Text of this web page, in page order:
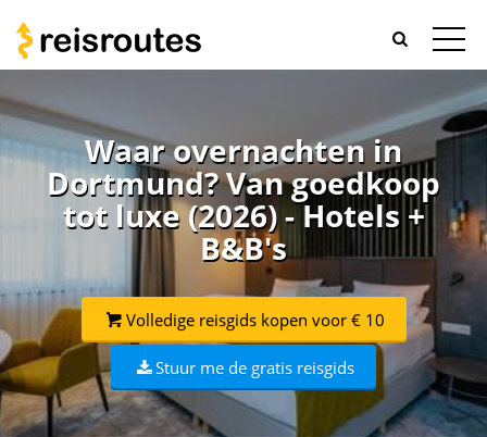
Waar overnachten in
Dortmund? Van goedkoop
tot luxe (2026) - Hotels +
B&B's
Volledige reisgids kopen voor € 10
Stuur me de gratis reisgids